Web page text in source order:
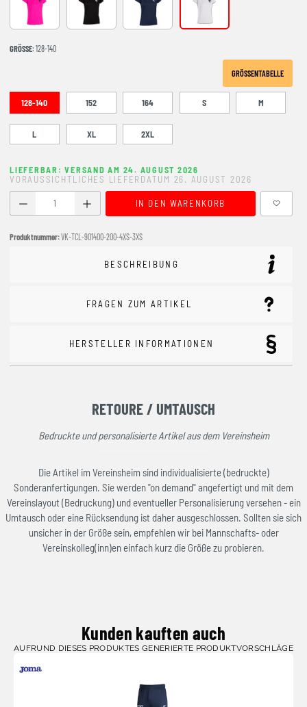
NEONROSA schwarz NAVY
GRÖSSE : 128-140
GRÖSSENTABELLE
128-140 152 164 S M
L XL 2XL
LIEFERBAR: VERSAND AM 24. AUGUST 2026
VORAUSSICHTLICHES LIEFERDATUM 26. AUGUST 2026
Produkt Anzahl: Gib den gewünschten Wert ein oder
IN DEN WARENKORB
Produktnummer:VK-TCL-901400-200-4XS-3XS
BESCHREIBUNG
FRAGEN ZUM ARTIKEL
HERSTELLER INFORMATIONEN
RETOURE / UMTAUSCH
Bedruckte und personalisierte Artikel aus dem Vereinsheim
Die Artikel im Vereinsheim sind individualisierte (bedruckte)
Sonderanfertigungen. Sie werden "on demand" angefertigt und mit dem
Vereinslayout (Bedruckung) und eventueller Personalisierung versehen - ein
Umtausch oder eine Rücksendung ist daher ausgeschlossen. Sollten sie sich
unsicher in der Größe sein, empfehlen wir bei Mannschafts- oder
Vereinskolleg(inn)en einfach kurz die Größe zu probieren.
Kunden kauften auch
AUFRUND DIESES PRODUKTES GENERIERTE PRODUKTVORSCHLÄGE